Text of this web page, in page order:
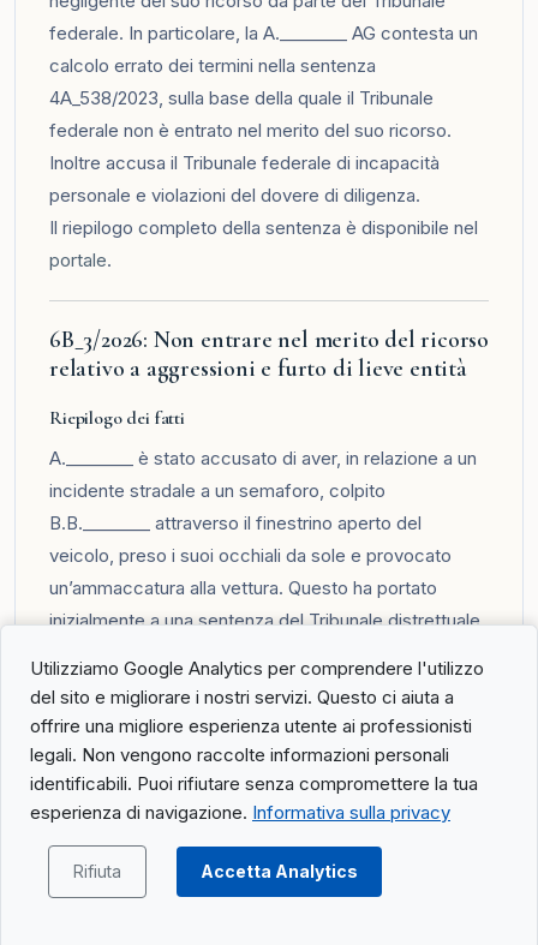
Utilizziamo Google Analytics per comprendere l'utilizzo
del sito e migliorare i nostri servizi. Questo ci aiuta a
offrire una migliore esperienza utente ai professionisti
legali. Non vengono raccolte informazioni personali
identificabili. Puoi rifiutare senza compromettere la tua
esperienza di navigazione. Informativa sulla privacy
Rifiuta Accetta Analytics
federale. In particolare, la A.________ AG contesta un
calcolo errato dei termini nella sentenza
4A_538/2023, sulla base della quale il Tribunale
federale non è entrato nel merito del suo ricorso.
Inoltre accusa il Tribunale federale di incapacità
personale e violazioni del dovere di diligenza.
Il riepilogo completo della sentenza è disponibile nel
portale.
6B_3/2026: Non entrare nel merito del ricorso
relativo a aggressioni e furto di lieve entità
Riepilogo dei fatti
A.________ è stato accusato di aver, in relazione a un
incidente stradale a un semaforo, colpito
B.B.________ attraverso il finestrino aperto del
veicolo, preso i suoi occhiali da sole e provocato
un’ammaccatura alla vettura. Questo ha portato
inizialmente a una sentenza del Tribunale distrettuale
dal Tribunale cantonale del Vallese.
Il riepilogo completo della sentenza è disponibile nel
portale.
8C_256/2026: Non entrare nel merito del
ricorso relativo al diritto alla rendita
d’invalidità